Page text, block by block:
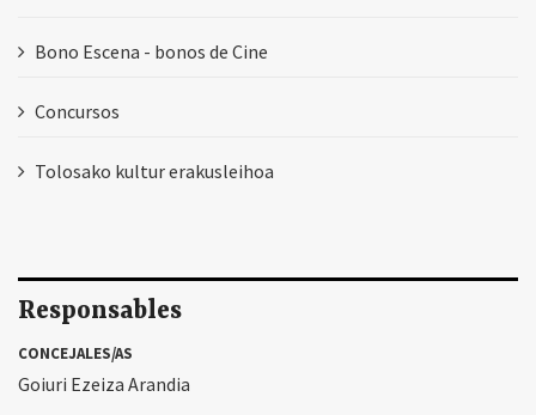
Bono Escena - bonos de Cine
Concursos
Tolosako kultur erakusleihoa
Responsables
CONCEJALES/AS
Goiuri Ezeiza Arandia